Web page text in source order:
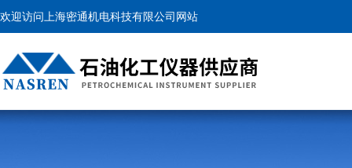
欢迎访问上海密通机电科技有限公司网站